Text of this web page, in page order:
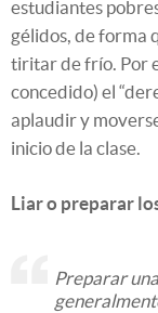
estudiantes
gélidos, de forma
tiritar de frío. Por
concedido) el
aplaudir y
inicio de la clase.
Liar o preparar
Preparar